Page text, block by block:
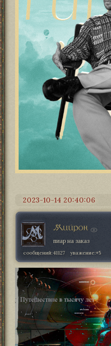
2023-10-14 20:40:06
Мийрон
пиар на заказ
сообщений:41127 уважение:+5